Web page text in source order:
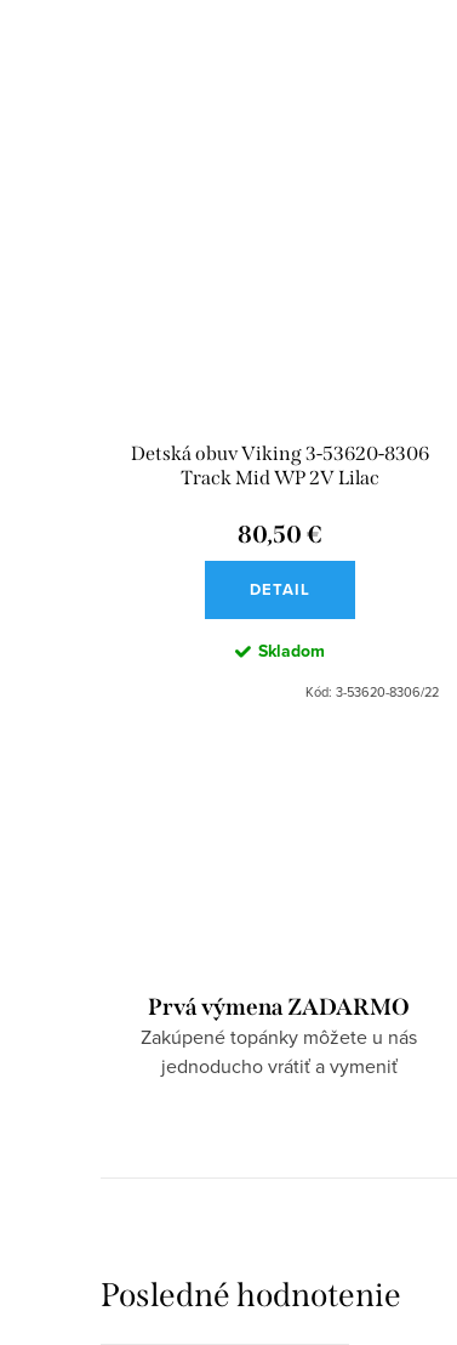
Detská obuv Viking 3-53620-8306
Track Mid WP 2V Lilac
80,50 €
DETAIL
Skladom
Kód: 3-53620-8306/22
Prvá výmena ZADARMO
Zakúpené topánky môžete u nás
jednoducho vrátiť a vymeniť
Posledné hodnotenie